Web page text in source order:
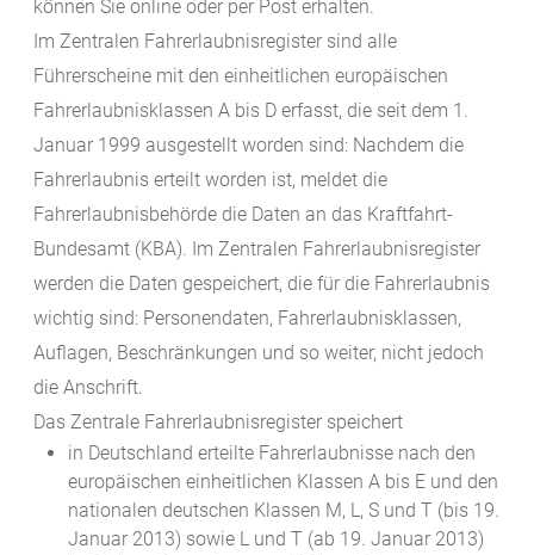
können Sie online oder per Post erhalten.
Im Zentralen Fahrerlaubnisregister sind alle
Führerscheine mit den einheitlichen europäischen
Fahrerlaubnisklassen A bis D erfasst, die seit dem 1.
Januar 1999 ausgestellt worden sind: Nachdem die
Fahrerlaubnis erteilt worden ist, meldet die
Fahrerlaubnisbehörde die Daten an das Kraftfahrt-
Bundesamt (KBA). Im Zentralen Fahrerlaubnisregister
werden die Daten gespeichert, die für die Fahrerlaubnis
wichtig sind: Personendaten, Fahrerlaubnisklassen,
Auflagen, Beschränkungen und so weiter, nicht jedoch
die Anschrift.
Das Zentrale Fahrerlaubnisregister speichert
in Deutschland erteilte Fahrerlaubnisse nach den
europäischen einheitlichen Klassen A bis E und den
nationalen deutschen Klassen M, L, S und T (bis 19.
Januar 2013) sowie L und T (ab 19. Januar 2013)